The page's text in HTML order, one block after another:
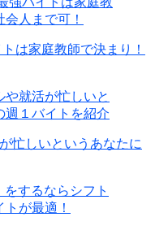
は家庭教師で決まり！
忙しいというあなたに